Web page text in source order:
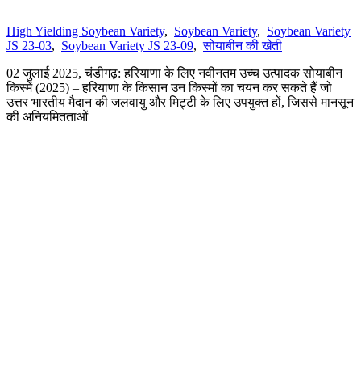
High Yielding Soybean Variety, Soybean Variety, Soybean Variety
JS 23-03, Soybean Variety JS 23-09,सोयाबीन की खेती
02 जुलाई 2025, चंडीगढ़: हरियाणा के लिए नवीनतम उच्च उत्पादक सोयाबीन
किस्में (2025) – हरियाणा के किसान उन किस्मों का चयन कर सकते हैं जो
उत्तर भारतीय मैदान की जलवायु और मिट्टी के लिए उपयुक्त हों, जिससे मानसून
की अनियमितताओं